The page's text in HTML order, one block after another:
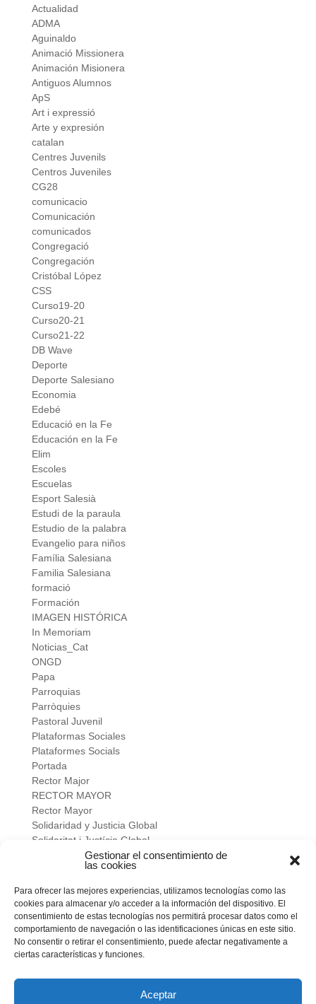
Gestionar el consentimiento de
las cookies
Para ofrecer las mejores experiencias, utilizamos tecnologías como las
cookies para almacenar y/o acceder a la información del dispositivo. El
consentimiento de estas tecnologías nos permitirá procesar datos como el
comportamiento de navegación o las identificaciones únicas en este sitio.
No consentir o retirar el consentimiento, puede afectar negativamente a
ciertas características y funciones.
Aceptar
Actualidad
ADMA
Aguinaldo
Animació Missionera
Animación Misionera
Antiguos Alumnos
ApS
Art i expressió
Arte y expresión
catalan
Centres Juvenils
Centros Juveniles
CG28
comunicacio
Comunicación
comunicados
Congregació
Congregación
Cristóbal López
CSS
Curso19-20
Curso20-21
Curso21-22
DB Wave
Deporte
Deporte Salesiano
Economia
Edebé
Educació en la Fe
Educación en la Fe
Elim
Escoles
Escuelas
Esport Salesià
Estudi de la paraula
Estudio de la palabra
Evangelio para niños
Família Salesiana
Familia Salesiana
formació
Formación
IMAGEN HISTÓRICA
In Memoriam
Noticias_Cat
ONGD
Papa
Parroquias
Parròquies
Pastoral Juvenil
Plataformas Sociales
Plataformes Socials
Portada
Rector Major
RECTOR MAYOR
Rector Mayor
Solidaridad y Justicia Global
Solidaritat i Justícia Global
verano salesiano
Vivir a fondo
Vocacional
Meta
Feed de entradas